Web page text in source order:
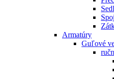
Armatúry
Guľové